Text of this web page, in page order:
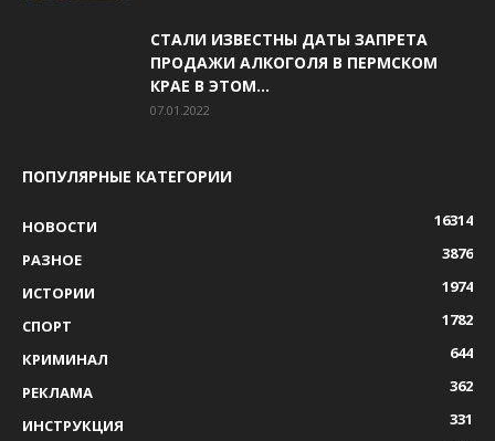
СТАЛИ ИЗВЕСТНЫ ДАТЫ ЗАПРЕТА
ПРОДАЖИ АЛКОГОЛЯ В ПЕРМСКОМ
КРАЕ В ЭТОМ...
07.01.2022
ПОПУЛЯРНЫЕ КАТЕГОРИИ
НОВОСТИ
16314
РАЗНОЕ
3876
ИСТОРИИ
1974
СПОРТ
1782
КРИМИНАЛ
644
РЕКЛАМА
362
ИНСТРУКЦИЯ
331